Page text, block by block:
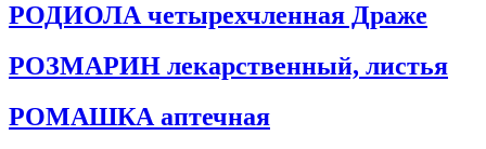
РОДИОЛА четырехчленная Драже
РОЗМАРИН лекарственный, листья
РОМАШКА аптечная